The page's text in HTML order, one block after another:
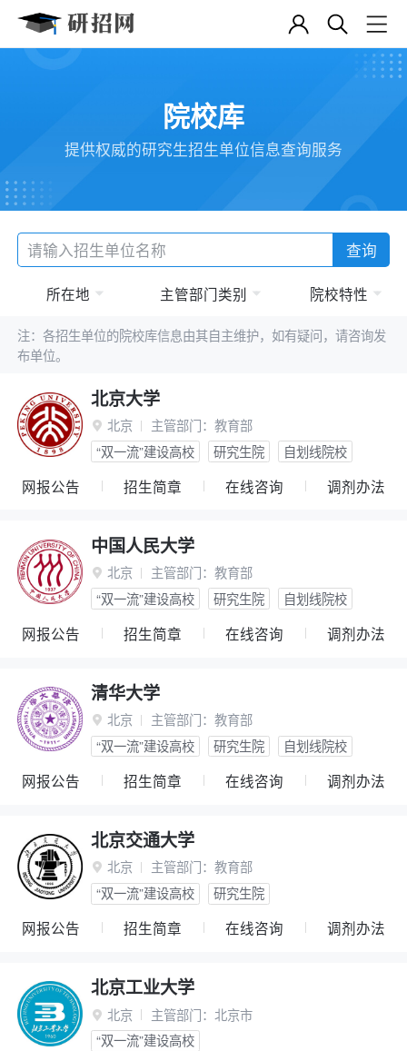
院校库
提供权威的研究生招生单位信息查询服务
查询
所在地 主管部门类别 院校特性
注：各招生单位的院校库信息由其自主维护，如有疑问，请咨询发
布单位。
北京大学
 北京 主管部门： 教育部
“双一流”建设高校
研究生院 自划线院校
网报公告 招生简章 在线咨询 调剂办法
中国人民大学
 北京 主管部门： 教育部
“双一流”建设高校
研究生院 自划线院校
网报公告 招生简章 在线咨询 调剂办法
清华大学
 北京 主管部门： 教育部
“双一流”建设高校
研究生院 自划线院校
网报公告 招生简章 在线咨询 调剂办法
北京交通大学
 北京 主管部门： 教育部
“双一流”建设高校
研究生院
网报公告 招生简章 在线咨询 调剂办法
北京工业大学
 北京 主管部门： 北京市
“双一流”建设高校